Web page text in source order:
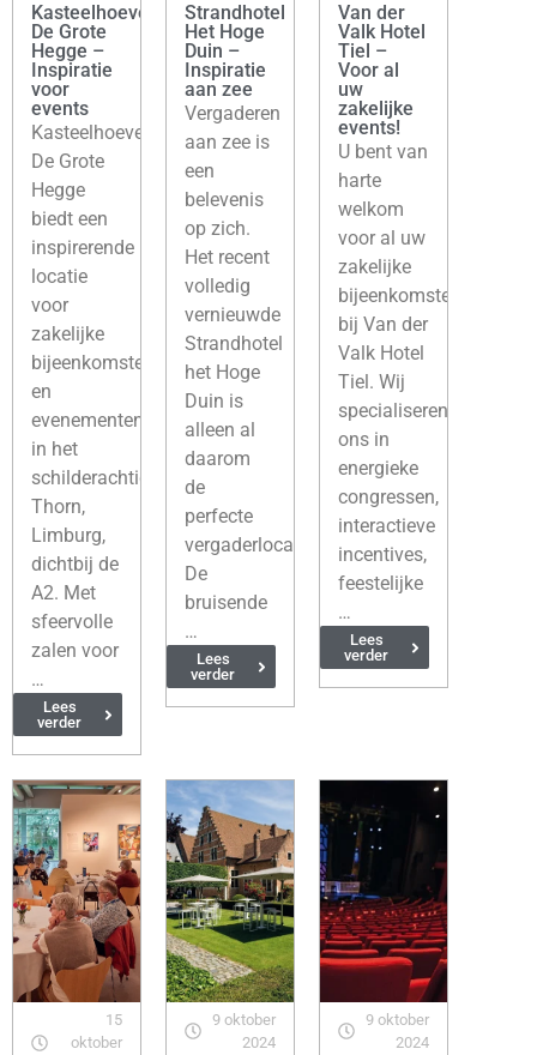
Kasteelhoeve
De Grote
Hegge –
Inspiratie
voor
events
Kasteelhoeve
De Grote
Hegge
biedt een
inspirerende
locatie
voor
zakelijke
bijeenkomsten
en
evenementen
in het
schilderachtige
Thorn,
Limburg,
dichtbij de
A2. Met
sfeervolle
zalen voor
…
Lees
verder
Strandhotel
Het Hoge
Duin –
Inspiratie
aan zee
Vergaderen
aan zee is
een
belevenis
op zich.
Het recent
volledig
vernieuwde
Strandhotel
het Hoge
Duin is
alleen al
daarom
de
perfecte
vergaderlocatie.
De
bruisende
…
Lees
verder
Van der
Valk Hotel
Tiel –
Voor al
uw
zakelijke
events!
U bent van
harte
welkom
voor al uw
zakelijke
bijeenkomsten
bij Van der
Valk Hotel
Tiel. Wij
specialiseren
ons in
energieke
congressen,
interactieve
incentives,
feestelijke
…
Lees
verder
15
oktober
9 oktober
2024
9 oktober
2024